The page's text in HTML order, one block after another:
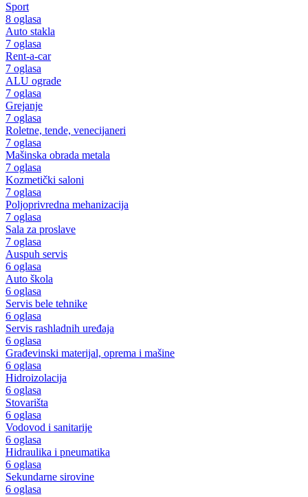
Sport
8 oglasa
Auto stakla
7 oglasa
Rent-a-car
7 oglasa
ALU ograde
7 oglasa
Grejanje
7 oglasa
Roletne, tende, venecijaneri
7 oglasa
Mašinska obrada metala
7 oglasa
Kozmetički saloni
7 oglasa
Poljoprivredna mehanizacija
7 oglasa
Sala za proslave
7 oglasa
Auspuh servis
6 oglasa
Auto škola
6 oglasa
Servis bele tehnike
6 oglasa
Servis rashladnih uređaja
6 oglasa
Građevinski materijal, oprema i mašine
6 oglasa
Hidroizolacija
6 oglasa
Stovarišta
6 oglasa
Vodovod i sanitarije
6 oglasa
Hidraulika i pneumatika
6 oglasa
Sekundarne sirovine
6 oglasa